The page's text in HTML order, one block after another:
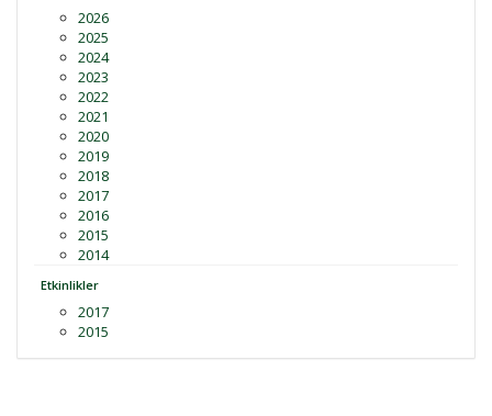
2026
2025
2024
2023
2022
2021
2020
2019
2018
2017
2016
2015
2014
Etkinlikler
2017
2015